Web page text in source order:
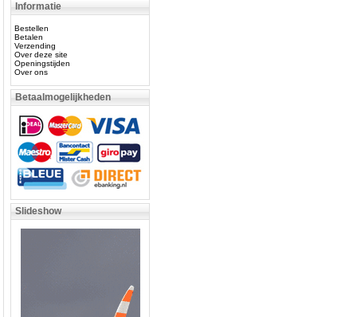
Informatie
Bestellen
Betalen
Verzending
Over deze site
Openingstijden
Over ons
Betaalmogelijkheden
Slideshow